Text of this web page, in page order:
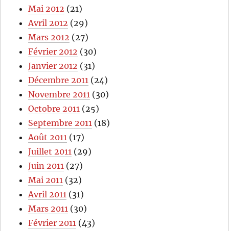
Mai 2012 (21)
Avril 2012 (29)
Mars 2012 (27)
Février 2012 (30)
Janvier 2012 (31)
Décembre 2011 (24)
Novembre 2011 (30)
Octobre 2011 (25)
Septembre 2011 (18)
Août 2011 (17)
Juillet 2011 (29)
Juin 2011 (27)
Mai 2011 (32)
Avril 2011 (31)
Mars 2011 (30)
Février 2011 (43)